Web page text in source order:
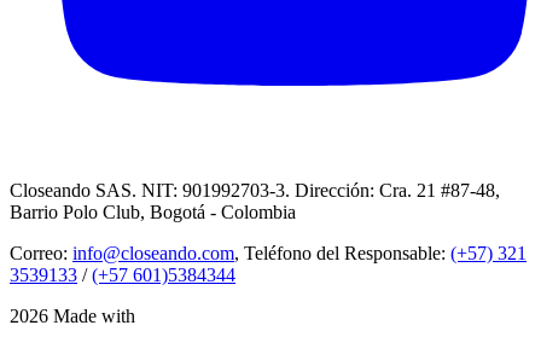
Closeando SAS. NIT: 901992703-3. Dirección: Cra. 21 #87-48,
Barrio Polo Club, Bogotá - Colombia
Correo: info@closeando.com, Teléfono del Responsable: (+57) 321
3539133 /(+57 601)5384344
2026 Made with